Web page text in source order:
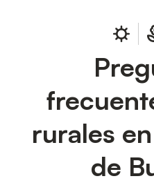
rurales
de